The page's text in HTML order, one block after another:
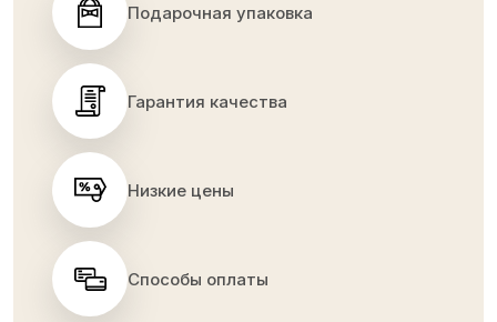
Подарочная упаковка
Гарантия качества
Низкие цены
Способы оплаты